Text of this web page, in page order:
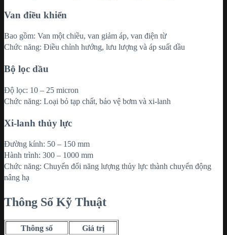
Van điều khiển
Bao gồm: Van một chiều, van giảm áp, van điện từ
Chức năng: Điều chỉnh hướng, lưu lượng và áp suất dầu
Bộ lọc dầu
Độ lọc: 10 – 25 micron
Chức năng: Loại bỏ tạp chất, bảo vệ bơm và xi-lanh
Xi-lanh thủy lực
Đường kính: 50 – 150 mm
Hành trình: 300 – 1000 mm
Chức năng: Chuyển đổi năng lượng thủy lực thành chuyển động
nâng hạ
Thông Số Kỹ Thuật
Thông số
Giá trị